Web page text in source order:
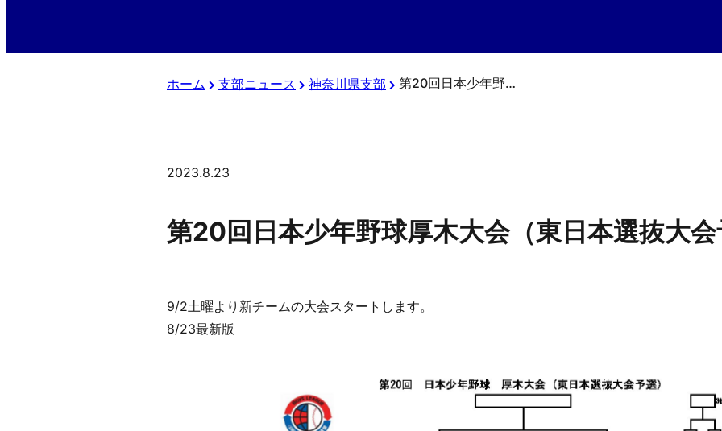
ホーム 支部ニュース 神奈川県支部 第20回日本少年野球厚木大会（東日本選抜大会予選）
2023.8.23
第20回日本少年野球厚木大会（東日本選抜大
9/2土曜より新チームの大会スタートします。
8/23最新版